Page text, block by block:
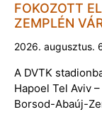
FOKOZOTT
ZEMPLÉN
2026. augusztus.
A DVTK
Hapoel Tel Aviv
Borsod-Abaúj-